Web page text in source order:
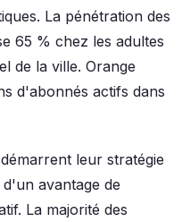
La pénétration des
65 % chez les adultes
de la ville. Orange
d'abonnés actifs dans
leur stratégie
avantage de
La majorité des